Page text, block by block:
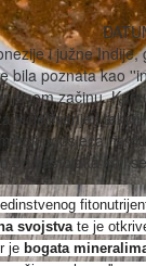
i južne Indije,
bila poznata kao
začinu.
iscjeljivanje i
koji podsjeća na
od sastojaka koji
svojstva te je
je bogata